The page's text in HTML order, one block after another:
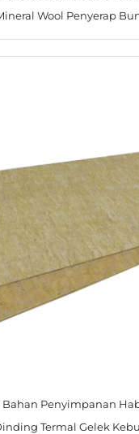
Wool Penyerap
Selimut Batu Wool
Penyimpanan
Termal Gelek